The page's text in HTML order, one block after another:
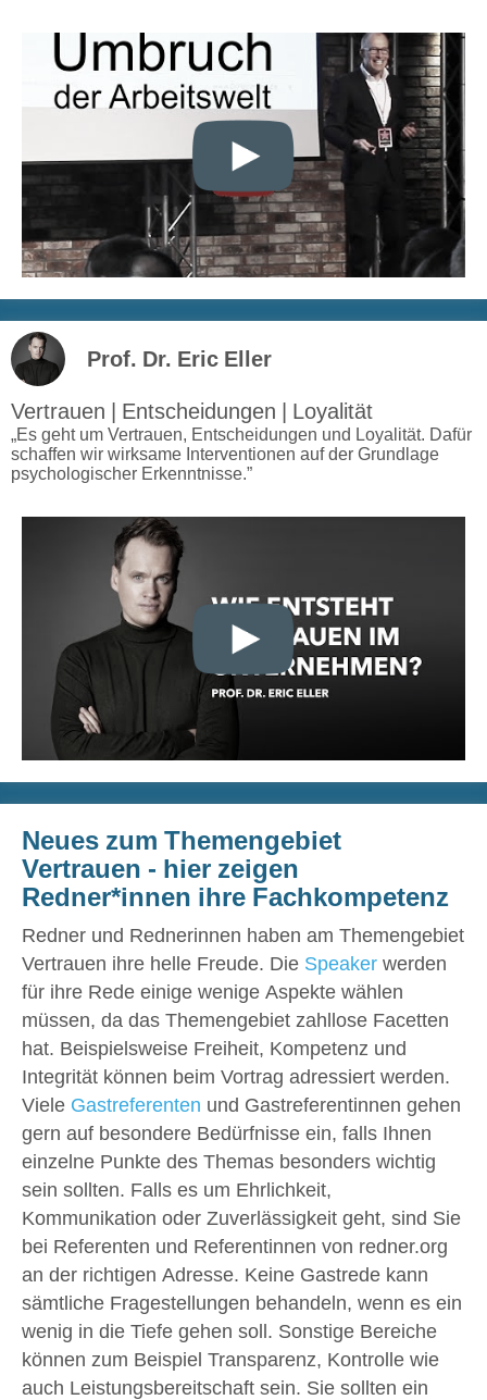
Prof. Dr. Eric Eller
Vertrauen | Entscheidungen | Loyalität
„Es geht um Vertrauen, Entscheidungen und Loyalität. Dafür
schaffen wir wirksame Interventionen auf der Grundlage
psychologischer Erkenntnisse.”
Neues zum Themengebiet
Vertrauen - hier zeigen
Redner*innen ihre Fachkompetenz
Redner und Rednerinnen haben am Themengebiet
Vertrauen ihre helle Freude. Die Speaker werden
für ihre Rede einige wenige Aspekte wählen
müssen, da das Themengebiet zahllose Facetten
hat. Beispielsweise Freiheit, Kompetenz und
Integrität können beim Vortrag adressiert werden.
Viele Gastreferenten und Gastreferentinnen gehen
gern auf besondere Bedürfnisse ein, falls Ihnen
einzelne Punkte des Themas besonders wichtig
sein sollten. Falls es um Ehrlichkeit,
Kommunikation oder Zuverlässigkeit geht, sind Sie
bei Referenten und Referentinnen von redner.org
an der richtigen Adresse. Keine Gastrede kann
sämtliche Fragestellungen behandeln, wenn es ein
wenig in die Tiefe gehen soll. Sonstige Bereiche
können zum Beispiel Transparenz, Kontrolle wie
auch Leistungsbereitschaft sein. Sie sollten ein